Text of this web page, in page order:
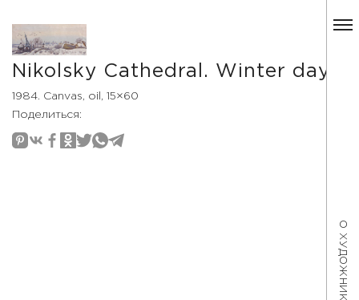
О ХУДОЖНИКЕ
Nikolsky Cathedral. Winter day
1984. Canvas, oil, 15×60
Поделиться: